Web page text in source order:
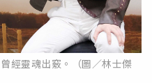
經靈魂出竅。（圖／林士傑